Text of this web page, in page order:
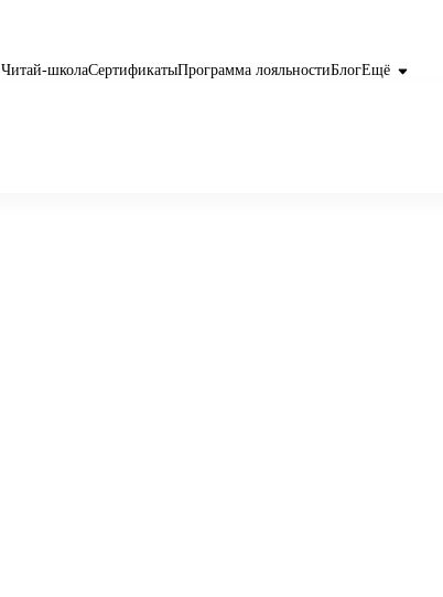
Читай-школаСертификатыПрограмма лояльностиБлогЕщё